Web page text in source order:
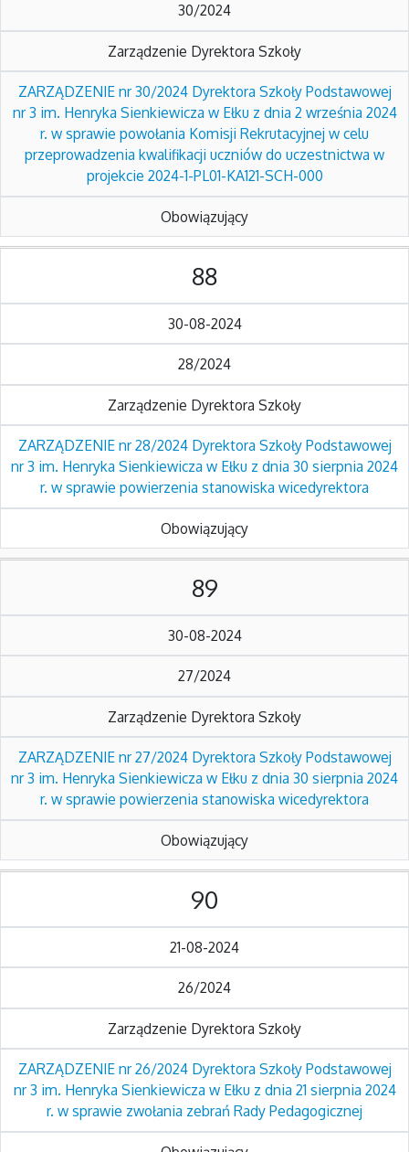
30/2024
Zarządzenie Dyrektora Szkoły
ZARZĄDZENIE nr 30/2024 Dyrektora Szkoły Podstawowej
nr 3 im. Henryka Sienkiewicza w Ełku z dnia 2 września 2024
r. w sprawie powołania Komisji Rekrutacyjnej w celu
przeprowadzenia kwalifikacji uczniów do uczestnictwa w
projekcie 2024-1-PL01-KA121-SCH-000
Obowiązujący
88
30-08-2024
28/2024
Zarządzenie Dyrektora Szkoły
ZARZĄDZENIE nr 28/2024 Dyrektora Szkoły Podstawowej
nr 3 im. Henryka Sienkiewicza w Ełku z dnia 30 sierpnia 2024
r. w sprawie powierzenia stanowiska wicedyrektora
Obowiązujący
89
30-08-2024
27/2024
Zarządzenie Dyrektora Szkoły
ZARZĄDZENIE nr 27/2024 Dyrektora Szkoły Podstawowej
nr 3 im. Henryka Sienkiewicza w Ełku z dnia 30 sierpnia 2024
r. w sprawie powierzenia stanowiska wicedyrektora
Obowiązujący
90
21-08-2024
26/2024
Zarządzenie Dyrektora Szkoły
ZARZĄDZENIE nr 26/2024 Dyrektora Szkoły Podstawowej
nr 3 im. Henryka Sienkiewicza w Ełku z dnia 21 sierpnia 2024
r. w sprawie zwołania zebrań Rady Pedagogicznej